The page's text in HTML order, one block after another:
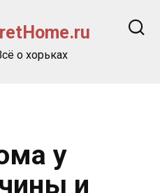
о хорьках
у
и